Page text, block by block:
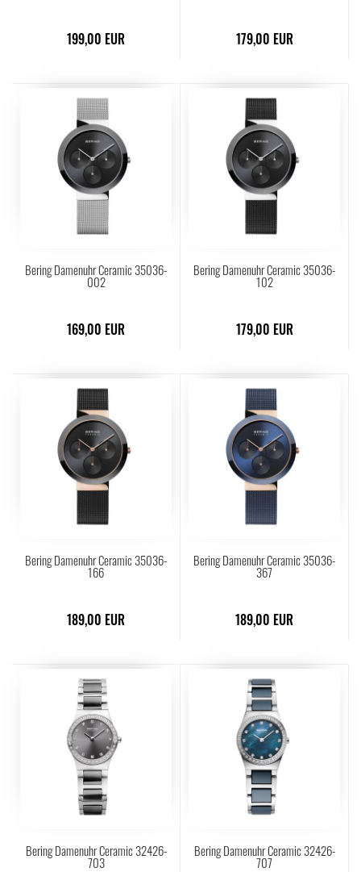
199,00 EUR 179,00 EUR
Bering Damenuhr Ceramic 35036-
002
169,00 EUR
Bering Damenuhr Ceramic 35036-
102
179,00 EUR
Bering Damenuhr Ceramic 35036-
166
189,00 EUR
Bering Damenuhr Ceramic 35036-
367
189,00 EUR
Bering Damenuhr Ceramic 32426-
703
Bering Damenuhr Ceramic 32426-
707